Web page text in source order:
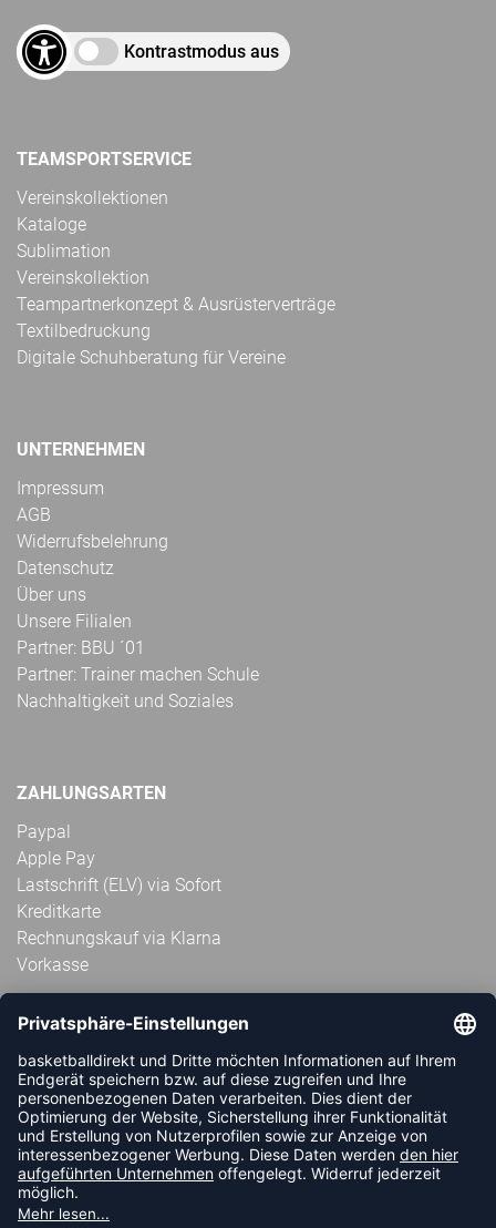
Kontrastmodus aus
TEAMSPORTSERVICE
Vereinskollektionen
Kataloge
Sublimation
Vereinskollektion
Teampartnerkonzept & Ausrüsterverträge
Textilbedruckung
Digitale Schuhberatung für Vereine
UNTERNEHMEN
Impressum
AGB
Widerrufsbelehrung
Datenschutz
Über uns
Unsere Filialen
Partner: BBU ´01
Partner: Trainer machen Schule
Nachhaltigkeit und Soziales
ZAHLUNGSARTEN
Paypal
Apple Pay
Lastschrift (ELV) via Sofort
Kreditkarte
Rechnungskauf via Klarna
Vorkasse
ABONNIERE JETZT DEN KOSTENLOSEN
HANDBALLDIREKT-NEWSLETTER UND VERPASSE KEINE
NEUIGKEIT ODER AKTION MEHR.
JETZT ANMELDEN